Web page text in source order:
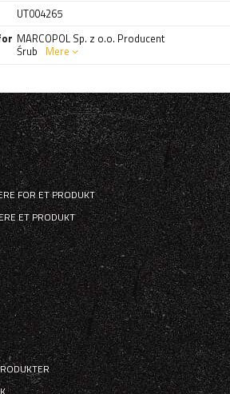
UT004265
MARCOPOL Sp. z o.o. Producent
Śrub Mere
FOR ET PRODUKT
ET PRODUKT